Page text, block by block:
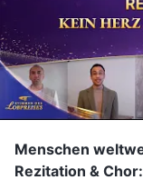
Menschen
Rezitation &